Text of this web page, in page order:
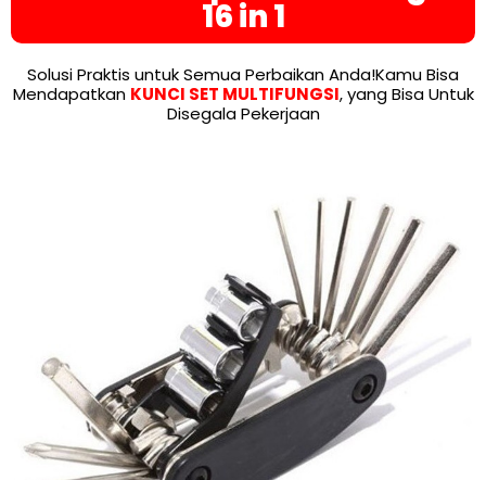
16 in 1
Solusi Praktis untuk Semua Perbaikan Anda!Kamu Bisa
Mendapatkan KUNCI SET MULTIFUNGSI, yang Bisa Untuk
Disegala Pekerjaan